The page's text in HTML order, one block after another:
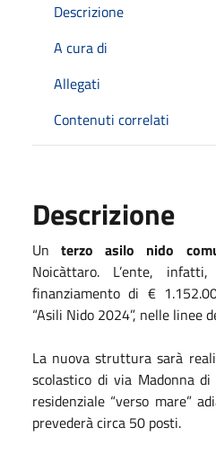
Descrizione
A cura di
Allegati
Contenuti correlati
Descrizione
Unterzo asilo nido
Noicàttaro. L’ente,
finanziamento di €
“Asili Nido 2024”, nelle linee
La nuova struttura sarà
scolastico di via Madonna di
residenziale “verso mare”
prevederà circa 50 posti.